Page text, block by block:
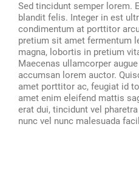
Sed tincidunt semper lorem.
blandit felis. Integer in est
condimentum at porttitor
pretium sit amet fermentum
magna, lobortis in pretium
Maecenas ullamcorper
accumsan lorem auctor.
amet porttitor ac, feugiat id
amet enim eleifend mattis
erat dui, tincidunt vel
nunc vel nunc malesuada